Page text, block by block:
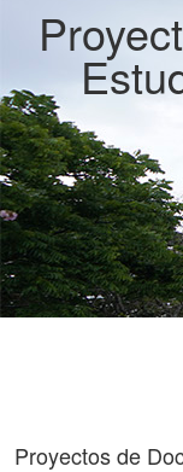
Proyectos de